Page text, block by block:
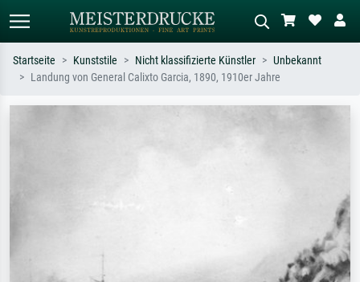
Sternennacht, Impressionismus, Welle
Wiese, Abstrakt mit viel Rot, Dunkles
Startseite Kunststile Nicht klassifizierte Künstler
Unbekannt
Landung von General Calixto Garcia, 1890, 1910er Jahre